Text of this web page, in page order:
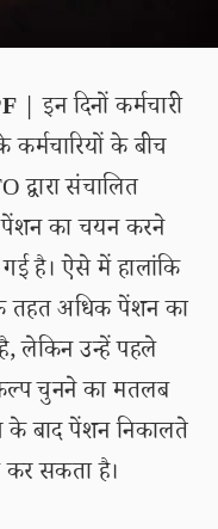
| इन दिनों कर्मचारी
कर्मचारियों के बीच
द्वारा संचालित
पेंशन का चयन करने
है। ऐसे में हालांकि
तहत अधिक पेंशन का
लेकिन उन्हें पहले
चुनने का मतलब
के बाद पेंशन निकालते
कर सकता है।